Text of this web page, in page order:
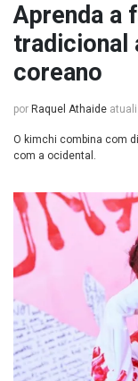
Aprenda a
tradicional
coreano
por Raquel Athaide
O kimchi combina com
com a ocidental.